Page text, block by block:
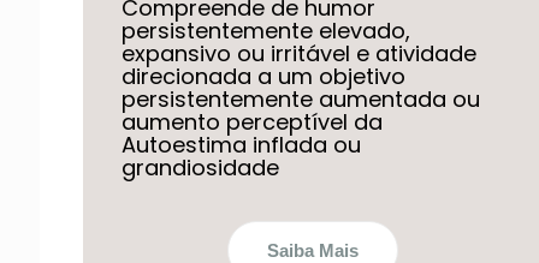
Compreende de humor
persistentemente elevado,
expansivo ou irritável e atividade
direcionada a um objetivo
persistentemente aumentada ou
aumento perceptível da
Autoestima inflada ou
grandiosidade
Saiba Mais